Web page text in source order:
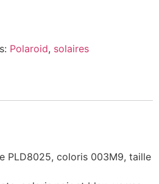
Polaroid, solaires
PLD8025, coloris 003M9, taille